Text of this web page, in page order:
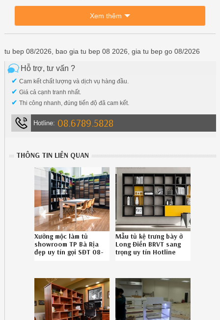
Xem thêm
tu bep 08/2026, bao gia tu bep 08 2026, gia tu bep go 08/2026
Hỗ trợ, tư vấn ?
✔ Cam kết chất lượng và dịch vụ hàng đầu.
✔ Giá cả cạnh tranh nhất.
✔ Thi công nhanh, đúng tiến độ đã cam kết.
Hotline: 08.6789.5828
THÔNG TIN LIÊN QUAN
Xưởng mộc làm tủ
showroom TP Bà Rịa
đẹp uy tín gọi SĐT 08-
Mẫu tủ kệ trưng bày ở
Long Điền BRVT sang
trọng uy tín Hotline